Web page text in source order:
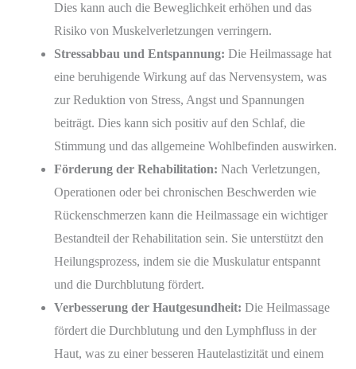
Dies kann auch die Beweglichkeit erhöhen und das
Risiko von Muskelverletzungen verringern.
Stressabbau und Entspannung: Die Heilmassage hat
eine beruhigende Wirkung auf das Nervensystem, was
zur Reduktion von Stress, Angst und Spannungen
beiträgt. Dies kann sich positiv auf den Schlaf, die
Stimmung und das allgemeine Wohlbefinden auswirken.
Förderung der Rehabilitation: Nach Verletzungen,
Operationen oder bei chronischen Beschwerden wie
Rückenschmerzen kann die Heilmassage ein wichtiger
Bestandteil der Rehabilitation sein. Sie unterstützt den
Heilungsprozess, indem sie die Muskulatur entspannt
und die Durchblutung fördert.
Verbesserung der Hautgesundheit: Die Heilmassage
fördert die Durchblutung und den Lymphfluss in der
Haut, was zu einer besseren Hautelastizität und einem